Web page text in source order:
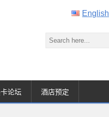
English
论坛 酒店预定